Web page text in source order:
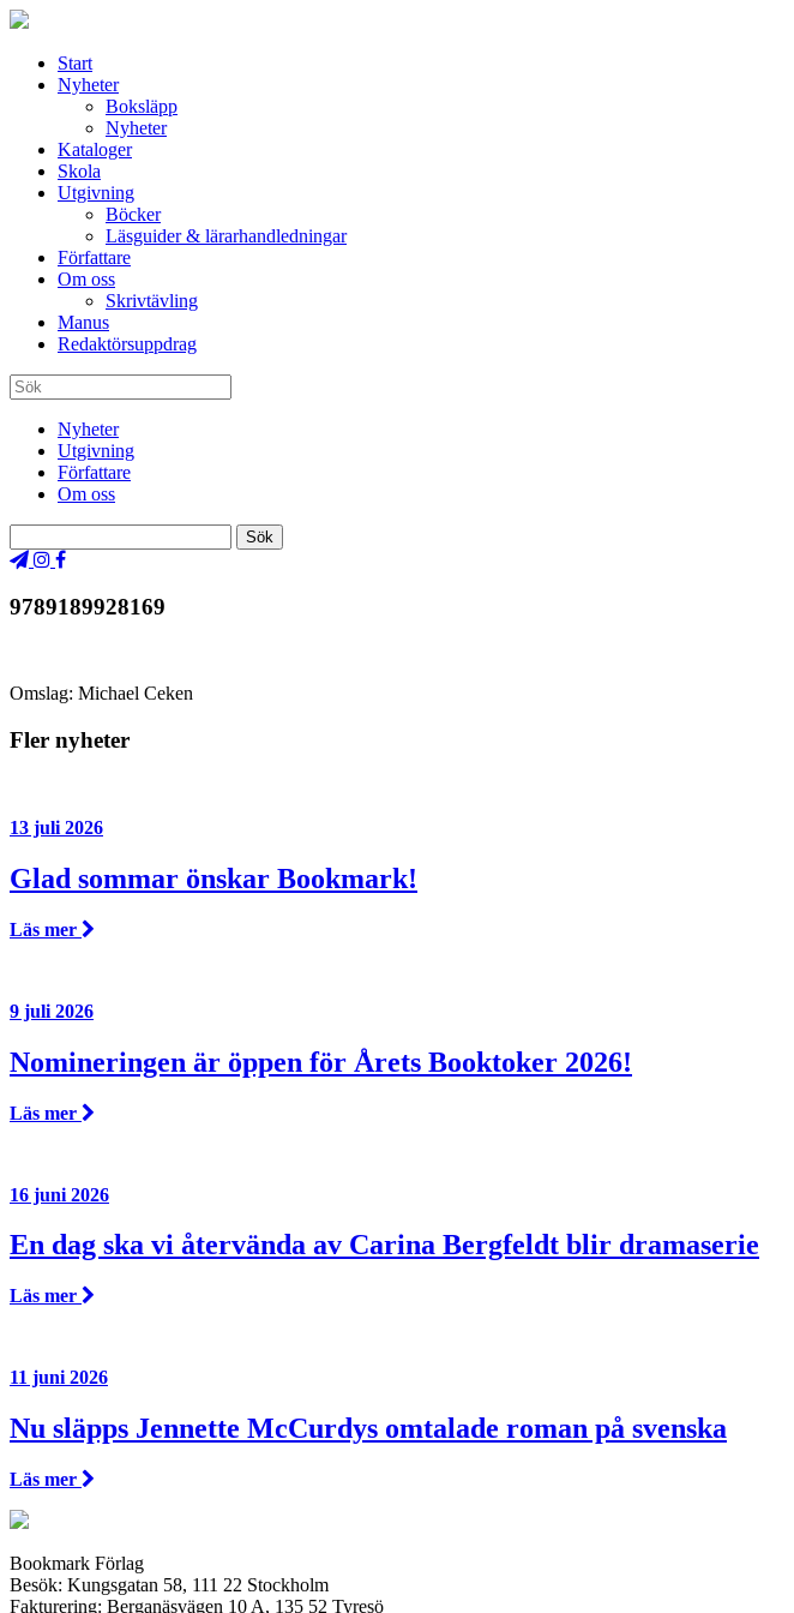
Start
Nyheter
Boksläpp
Nyheter
Kataloger
Skola
Utgivning
Böcker
Läsguider & lärarhandledningar
Författare
Om oss
Skrivtävling
Manus
Redaktörsuppdrag
Nyheter
Utgivning
Författare
Om oss
9789189928169
Omslag: Michael Ceken
Fler nyheter
13 juli 2026
Glad sommar önskar Bookmark!
Läs mer
9 juli 2026
Nomineringen är öppen för Årets Booktoker 2026!
Läs mer
16 juni 2026
En dag ska vi återvända av Carina Bergfeldt blir dramaserie
Läs mer
11 juni 2026
Nu släpps Jennette McCurdys omtalade roman på svenska
Läs mer
Bookmark Förlag
Besök: Kungsgatan 58, 111 22 Stockholm
Fakturering: Berganäsvägen 10 A, 135 52 Tyresö